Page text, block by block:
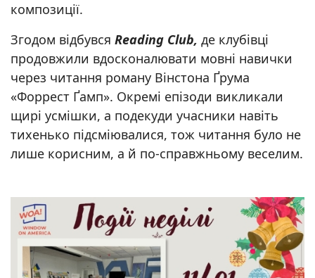
композиції.
Згодом відбувся Reading Club, де клубівці
продовжили вдосконалювати мовні навички
через читання роману Вінстона Ґрума
«Форрест Ґамп». Окремі епізоди викликали
щирі усмішки, а подекуди учасники навіть
тихенько підсміювалися, тож читання було не
лише корисним, а й по-справжньому веселим.